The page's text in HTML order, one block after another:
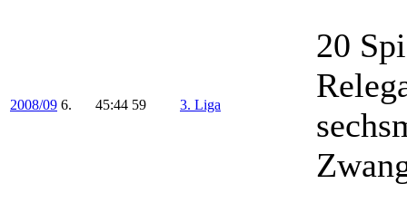
2008/09 6. 45:44 59 3. Liga
20